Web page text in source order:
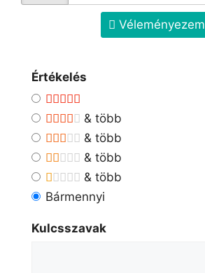
Véleményezem
Értékelés
& több
& több
& több
& több
Bármennyi
Kulcsszavak